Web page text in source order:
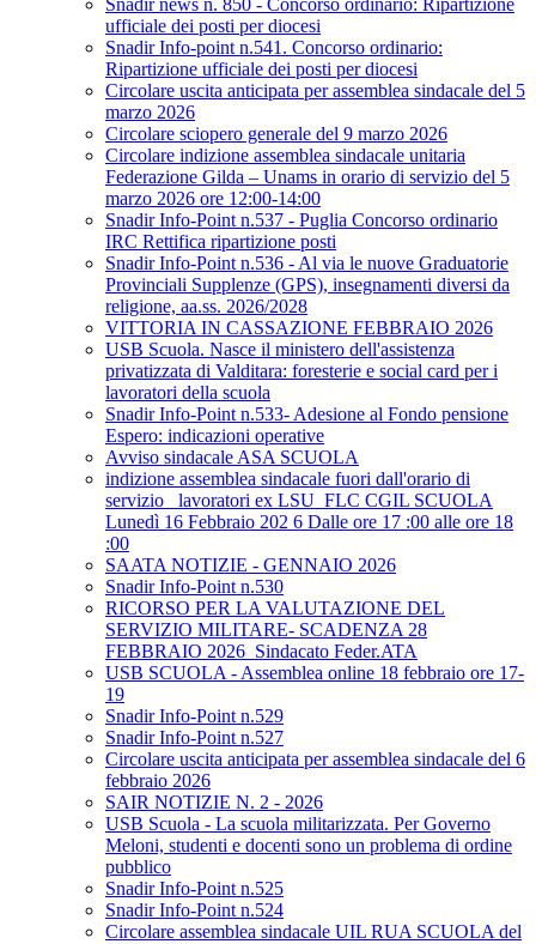
Snadir news n. 850 - Concorso ordinario: Ripartizione
ufficiale dei posti per diocesi
Snadir Info-point n.541. Concorso ordinario:
Ripartizione ufficiale dei posti per diocesi
Circolare uscita anticipata per assemblea sindacale del 5
marzo 2026
Circolare sciopero generale del 9 marzo 2026
Circolare indizione assemblea sindacale unitaria
Federazione Gilda – Unams in orario di servizio del 5
marzo 2026 ore 12:00-14:00
Snadir Info-Point n.537 - Puglia Concorso ordinario
IRC Rettifica ripartizione posti
Snadir Info-Point n.536 - Al via le nuove Graduatorie
Provinciali Supplenze (GPS), insegnamenti diversi da
religione, aa.ss. 2026/2028
VITTORIA IN CASSAZIONE FEBBRAIO 2026
USB Scuola. Nasce il ministero dell'assistenza
privatizzata di Valditara: foresterie e social card per i
lavoratori della scuola
Snadir Info-Point n.533- Adesione al Fondo pensione
Espero: indicazioni operative
Avviso sindacale ASA SCUOLA
indizione assemblea sindacale fuori dall'orario di
servizio _lavoratori ex LSU_FLC CGIL SCUOLA
Lunedì 16 Febbraio 202 6 Dalle ore 17 :00 alle ore 18
:00
SAATA NOTIZIE - GENNAIO 2026
Snadir Info-Point n.530
RICORSO PER LA VALUTAZIONE DEL
SERVIZIO MILITARE- SCADENZA 28
FEBBRAIO 2026_Sindacato Feder.ATA
USB SCUOLA - Assemblea online 18 febbraio ore 17-
19
Snadir Info-Point n.529
Snadir Info-Point n.527
Circolare uscita anticipata per assemblea sindacale del 6
febbraio 2026
SAIR NOTIZIE N. 2 - 2026
USB Scuola - La scuola militarizzata. Per Governo
Meloni, studenti e docenti sono un problema di ordine
pubblico
Snadir Info-Point n.525
Snadir Info-Point n.524
Circolare assemblea sindacale UIL RUA SCUOLA del